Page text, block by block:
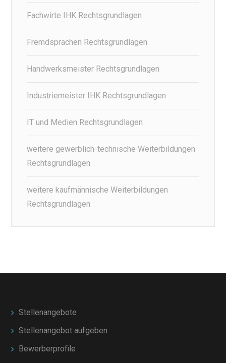
Fachwirte IHK Rechtsgrundlagen
Fremdsprachen Rechtsgrundlagen
Handwerksmeister Rechtsgrundlagen
Industriemeister IHK Rechtsgrundlagen
IT und Medien Rechtsgrundlagen
weitere gewerblich-technische Weiterbildungen
Rechtsgrundlagen
weitere kaufmännische Weiterbildungen
Rechtsgrundlagen
Stellenangebote
Stellenangebot aufgeben
Bewerberprofile